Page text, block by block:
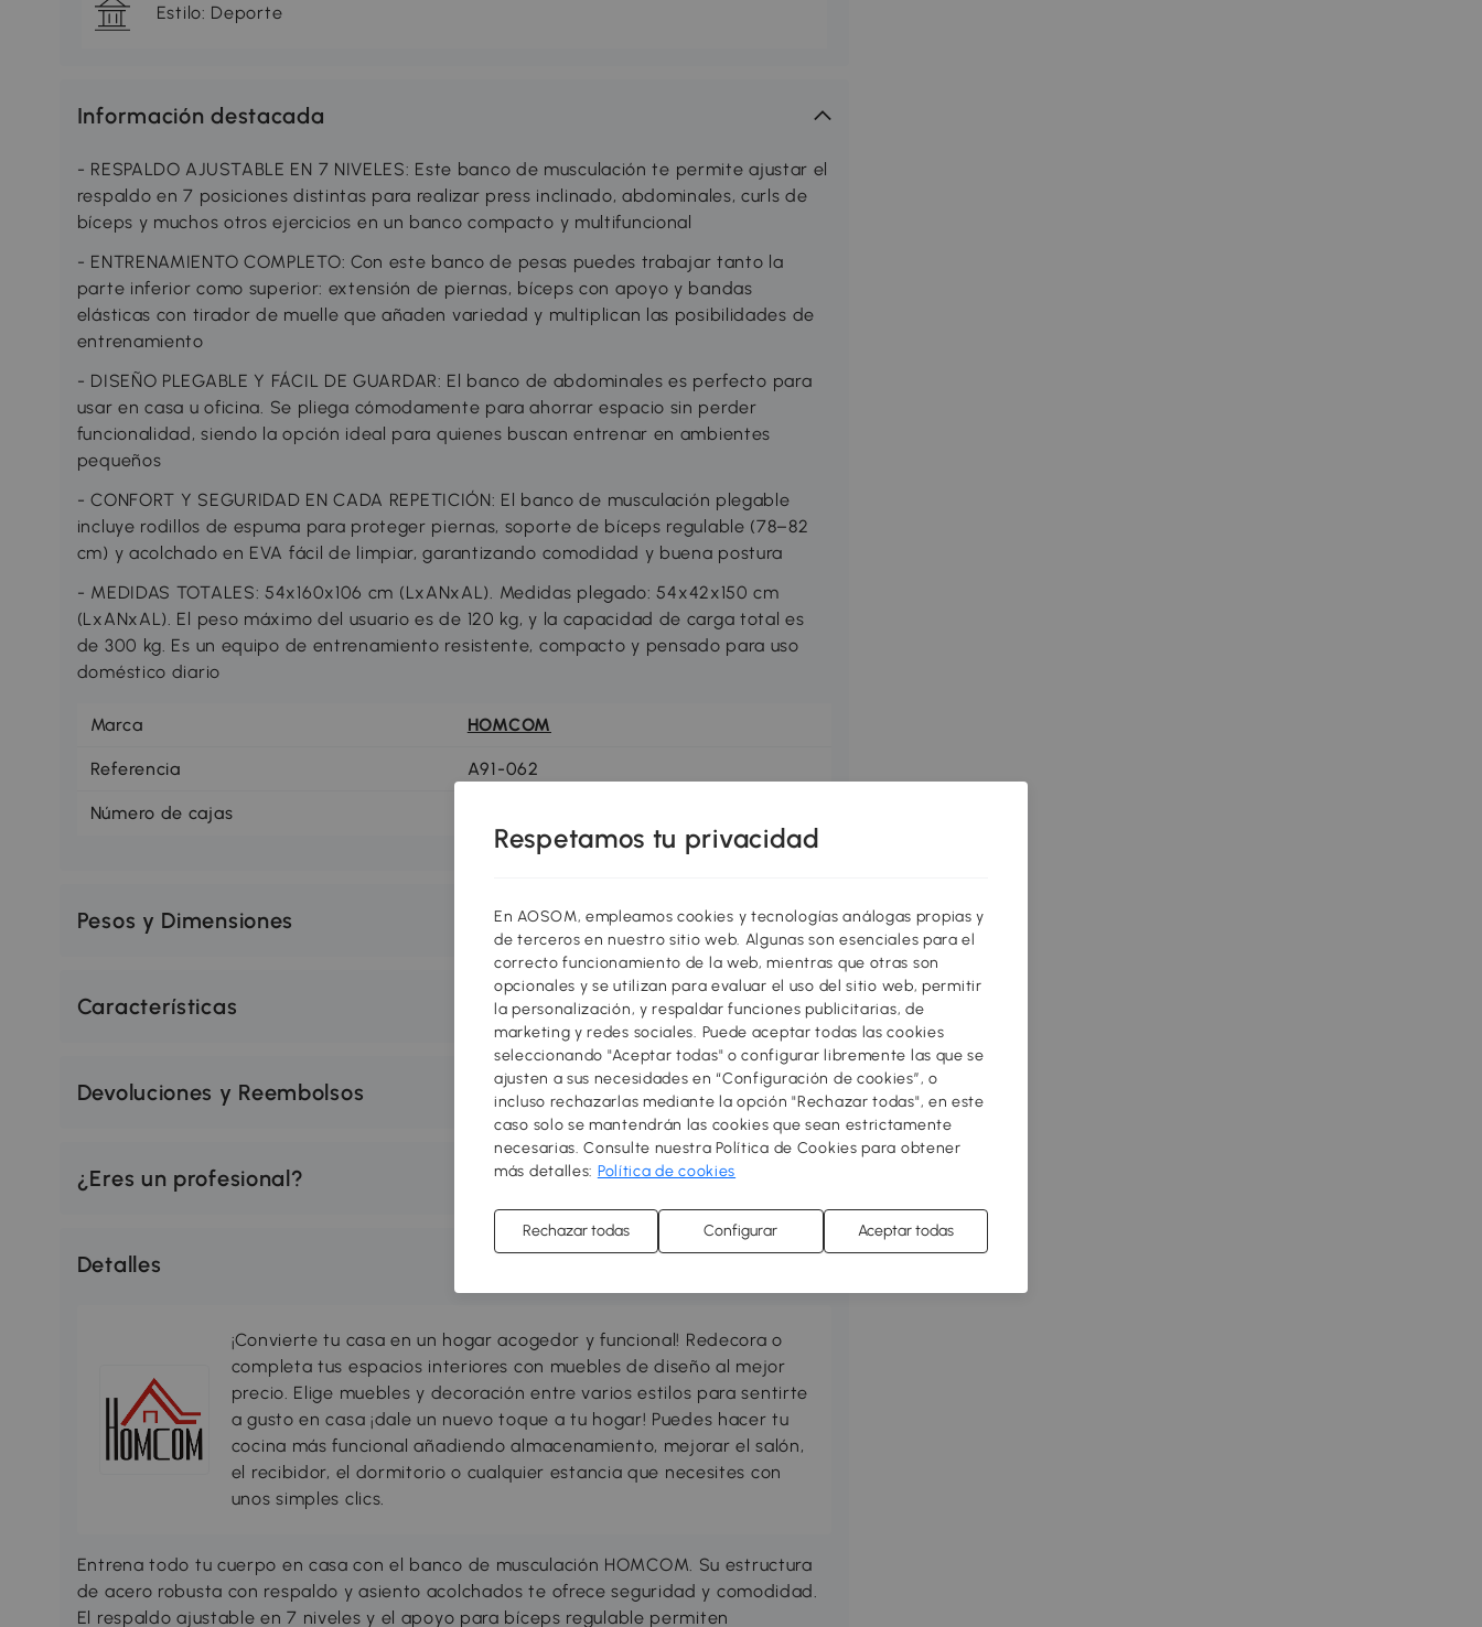
Estilo: Deporte
Información destacada
- RESPALDO AJUSTABLE EN 7 NIVELES: Este banco de musculación te permite ajustar el
respaldo en 7 posiciones distintas para realizar press inclinado, abdominales, curls de
bíceps y muchos otros ejercicios en un banco compacto y multifuncional
- ENTRENAMIENTO COMPLETO: Con este banco de pesas puedes trabajar tanto la
parte inferior como superior: extensión de piernas, bíceps con apoyo y bandas
elásticas con tirador de muelle que añaden variedad y multiplican las posibilidades de
entrenamiento
- DISEÑO PLEGABLE Y FÁCIL DE GUARDAR: El banco de abdominales es perfecto para
usar en casa u oficina. Se pliega cómodamente para ahorrar espacio sin perder
funcionalidad, siendo la opción ideal para quienes buscan entrenar en ambientes
pequeños
- CONFORT Y SEGURIDAD EN CADA REPETICIÓN: El banco de musculación plegable
incluye rodillos de espuma para proteger piernas, soporte de bíceps regulable (78–82
cm) y acolchado en EVA fácil de limpiar, garantizando comodidad y buena postura
- MEDIDAS TOTALES: 54x160x106 cm (LxANxAL). Medidas plegado: 54x42x150 cm
(LxANxAL). El peso máximo del usuario es de 120 kg, y la capacidad de carga total es
de 300 kg. Es un equipo de entrenamiento resistente, compacto y pensado para uso
doméstico diario
Marca HOMCOM
Referencia A91-062
Número de cajas
Pesos y Dimensiones
Características
Devoluciones y Reembolsos
¿Eres un profesional?
Detalles
¡Convierte tu casa en un hogar acogedor y funcional! Redecora o
completa tus espacios interiores con muebles de diseño al mejor
precio. Elige muebles y decoración entre varios estilos para sentirte
a gusto en casa ¡dale un nuevo toque a tu hogar! Puedes hacer tu
cocina más funcional añadiendo almacenamiento, mejorar el salón,
el recibidor, el dormitorio o cualquier estancia que necesites con
unos simples clics.
Entrena todo tu cuerpo en casa con el banco de musculación HOMCOM. Su estructura
de acero robusta con respaldo y asiento acolchados te ofrece seguridad y comodidad.
El respaldo ajustable en 7 niveles y el apoyo para bíceps regulable permiten
Respetamos tu privacidad
En AOSOM, empleamos cookies y tecnologías análogas propias y
de terceros en nuestro sitio web. Algunas son esenciales para el
correcto funcionamiento de la web, mientras que otras son
opcionales y se utilizan para evaluar el uso del sitio web, permitir
la personalización, y respaldar funciones publicitarias, de
marketing y redes sociales. Puede aceptar todas las cookies
seleccionando "Aceptar todas" o configurar libremente las que se
ajusten a sus necesidades en “Configuración de cookies”, o
incluso rechazarlas mediante la opción "Rechazar todas", en este
caso solo se mantendrán las cookies que sean estrictamente
necesarias. Consulte nuestra Política de Cookies para obtener
más detalles: Política de cookies
Rechazar todas Configurar Aceptar todas